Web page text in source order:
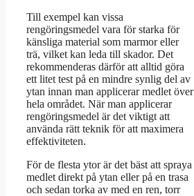
Till exempel kan vissa
rengöringsmedel vara för starka för
känsliga material som marmor eller
trä, vilket kan leda till skador. Det
rekommenderas därför att alltid göra
ett litet test på en mindre synlig del av
ytan innan man applicerar medlet över
hela området. När man applicerar
rengöringsmedel är det viktigt att
använda rätt teknik för att maximera
effektiviteten.
För de flesta ytor är det bäst att spraya
medlet direkt på ytan eller på en trasa
och sedan torka av med en ren, torr